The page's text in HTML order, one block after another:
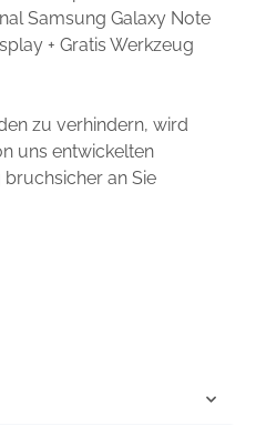
Samsung Galaxy Note
+ Gratis Werkzeug
zu verhindern, wird
uns entwickelten
an Sie